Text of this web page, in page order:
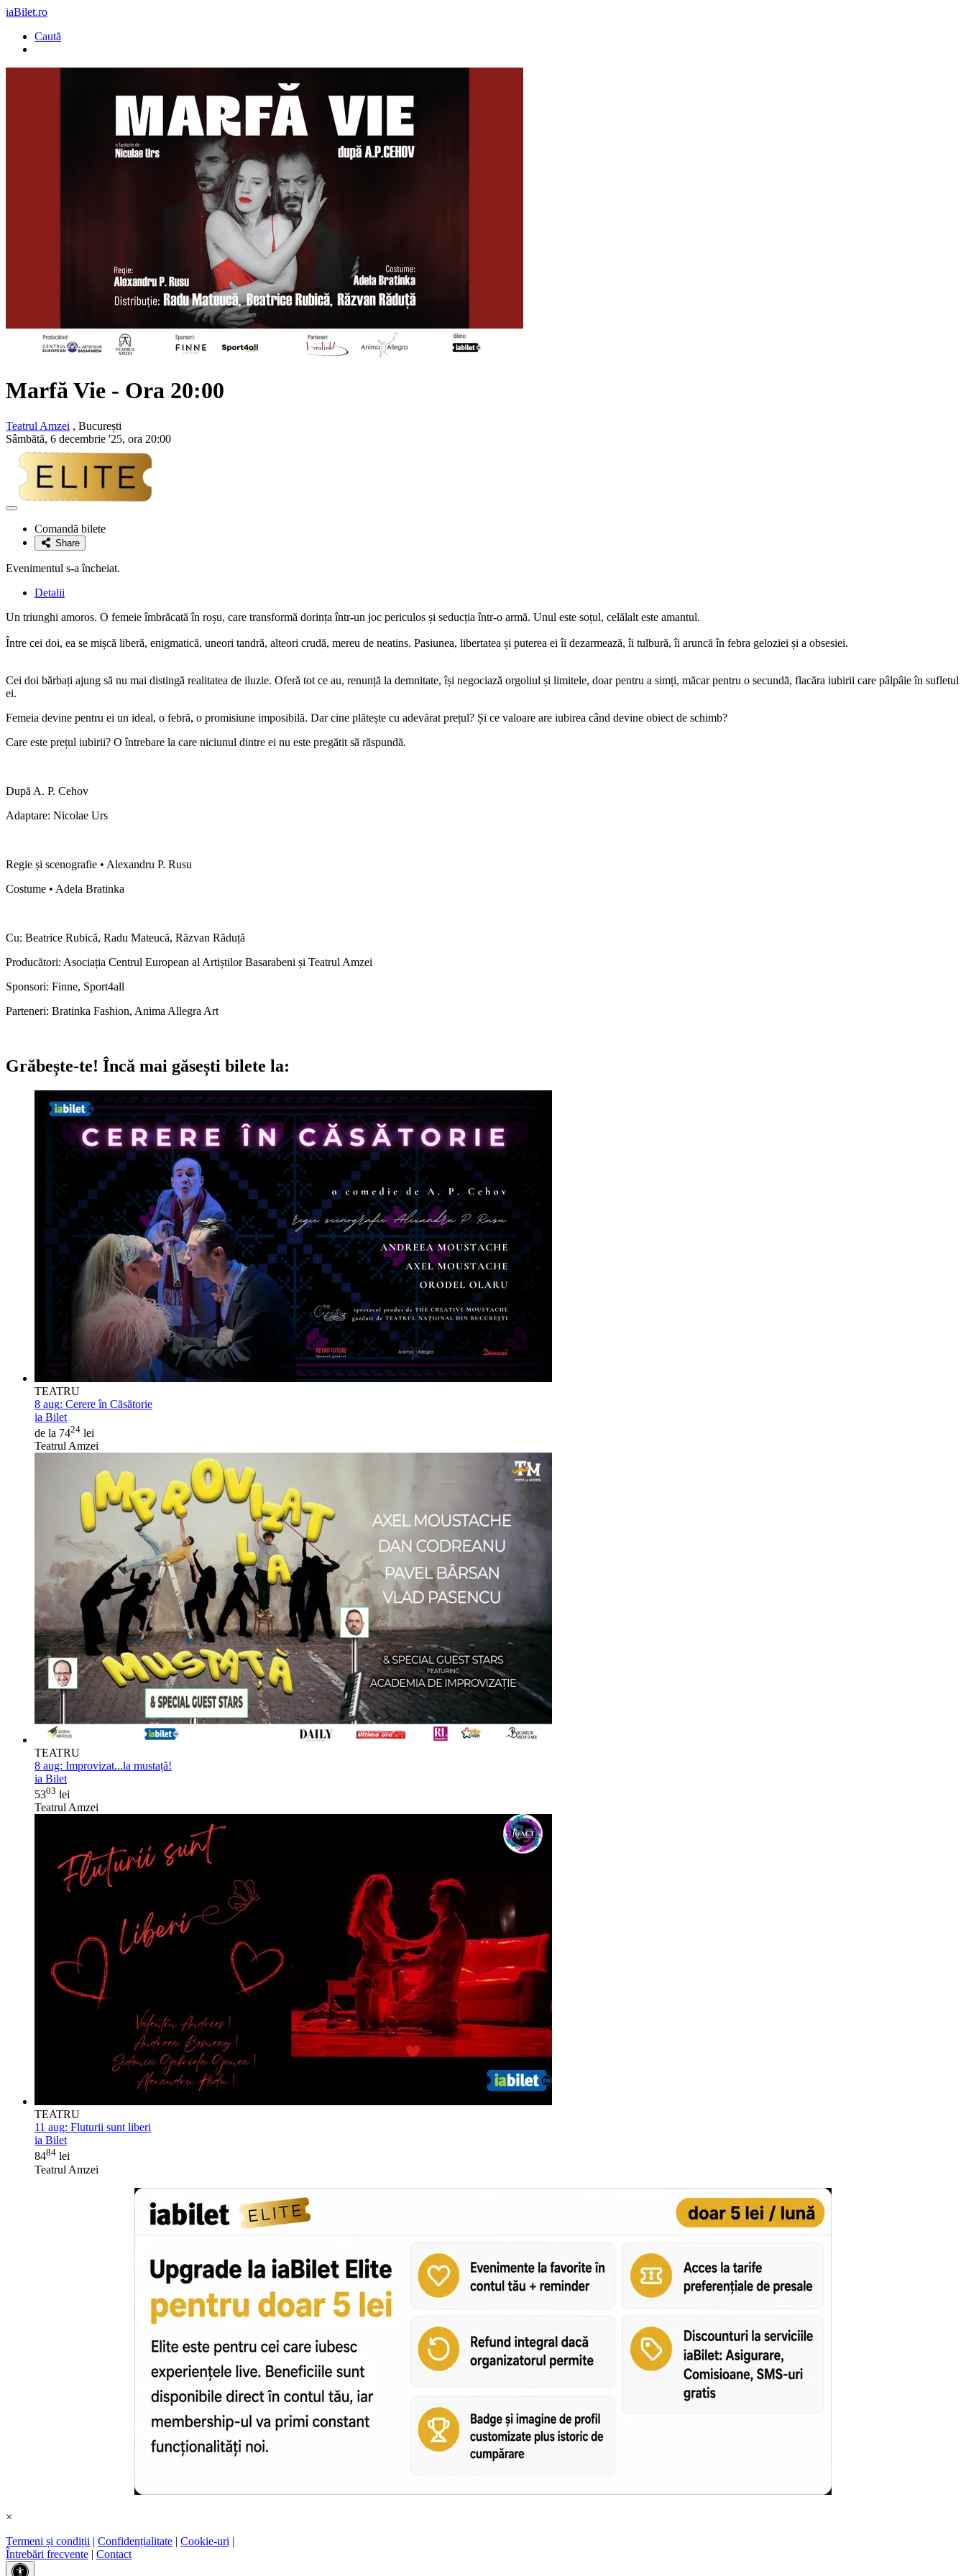
iaBilet.ro
Caută
Marfă Vie - Ora 20:00
Teatrul Amzei , București
Sâmbătă, 6 decembrie '25, ora 20:00
Adaugă
favoriteComandă bilete
Share
Evenimentul s-a încheiat.
Detalii
Un triunghi amoros. O femeie îmbrăcată în roșu, care transformă dorința într-un joc periculos și seducția într-o armă. Unul este soțul, celălalt este amantul.
Între cei doi, ea se mișcă liberă, enigmatică, uneori tandră, alteori crudă, mereu de neatins. Pasiunea, libertatea și puterea ei îi dezarmează, îi tulbură, îi aruncă în febra geloziei și a obsesiei.
Cei doi bărbați ajung să nu mai distingă realitatea de iluzie. Oferă tot ce au, renunță la demnitate, își negociază orgoliul și limitele, doar pentru a simți, măcar pentru o secundă, flacăra iubirii care pâlpâie în sufletul
ei.
Femeia devine pentru ei un ideal, o febră, o promisiune imposibilă. Dar cine plătește cu adevărat prețul? Și ce valoare are iubirea când devine obiect de schimb?
Care este prețul iubirii? O întrebare la care niciunul dintre ei nu este pregătit să răspundă.
După A. P. Cehov
Adaptare: Nicolae Urs
Regie și scenografie • Alexandru P. Rusu
Costume • Adela Bratinka
Cu: Beatrice Rubică, Radu Mateucă, Răzvan Răduță
Producători: Asociația Centrul European al Artiștilor Basarabeni și Teatrul Amzei
Sponsori: Finne, Sport4all
Parteneri: Bratinka Fashion, Anima Allegra Art
Grăbește-te! Încă mai găsești bilete la:
TEATRU
8 aug: Cerere în Căsătorie
ia Bilet
de la 7424 lei
Teatrul Amzei
TEATRU
8 aug: Improvizat...la mustață!
ia Bilet
5303 lei
Teatrul Amzei
TEATRU
11 aug: Fluturii sunt liberi
ia Bilet
8484 lei
Teatrul Amzei
×
Termeni și condiții | Confidențialitate | Cookie-uri |
Întrebări frecvente | Contact